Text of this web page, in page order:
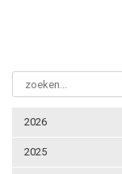
2026
2025